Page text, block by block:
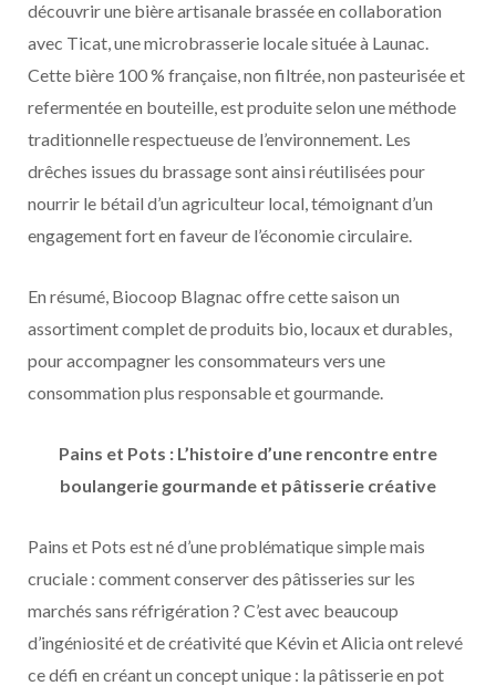
découvrir une bière artisanale brassée en collaboration
avec Ticat, une microbrasserie locale située à Launac.
Cette bière 100 % française, non filtrée, non pasteurisée et
refermentée en bouteille, est produite selon une méthode
traditionnelle respectueuse de l’environnement. Les
drêches issues du brassage sont ainsi réutilisées pour
nourrir le bétail d’un agriculteur local, témoignant d’un
engagement fort en faveur de l’économie circulaire.
En résumé, Biocoop Blagnac offre cette saison un
assortiment complet de produits bio, locaux et durables,
pour accompagner les consommateurs vers une
consommation plus responsable et gourmande.
Pains et Pots : L’histoire d’une rencontre entre
boulangerie gourmande et pâtisserie créative
Pains et Pots est né d’une problématique simple mais
cruciale : comment conserver des pâtisseries sur les
marchés sans réfrigération ? C’est avec beaucoup
d’ingéniosité et de créativité que Kévin et Alicia ont relevé
ce défi en créant un concept unique : la pâtisserie en pot